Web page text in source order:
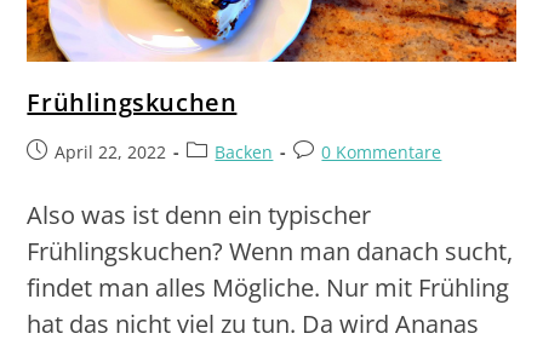
Frühlingskuchen
April 22, 2022 Backen 0 Kommentare
Also was ist denn ein typischer
Frühlingskuchen? Wenn man danach sucht,
findet man alles Mögliche. Nur mit Frühling
hat das nicht viel zu tun. Da wird Ananas